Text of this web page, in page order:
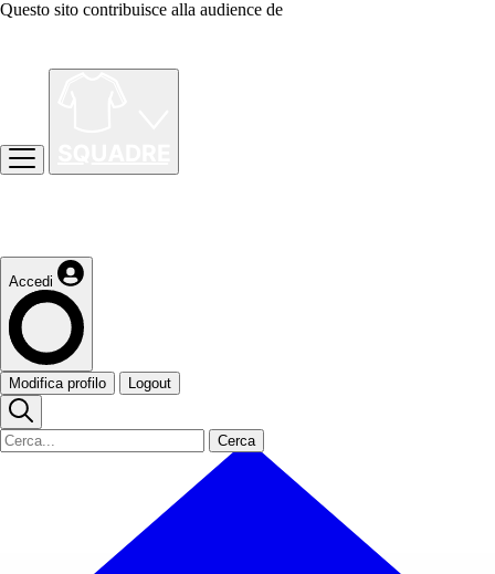
Questo sito contribuisce alla audience de
Accedi
Modifica profilo Logout
Cerca